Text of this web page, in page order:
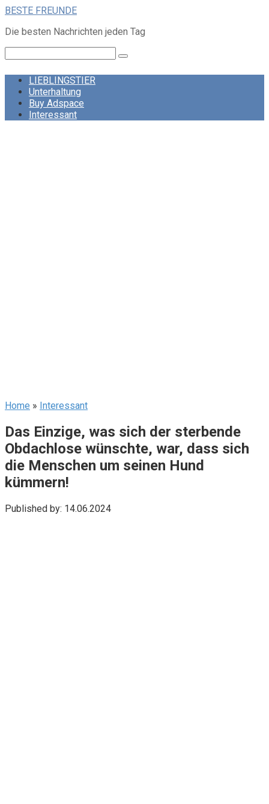
Skip
content
BESTE FREUNDE
Die besten Nachrichten jeden Tag
LIEBLINGSTIER
Unterhaltung
Buy Adspace
Interessant
Home » Interessant
Das Einzige, was sich der sterbende
Obdachlose wünschte, war, dass sich
die Menschen um seinen Hund
kümmern!
Published by: 14.06.2024